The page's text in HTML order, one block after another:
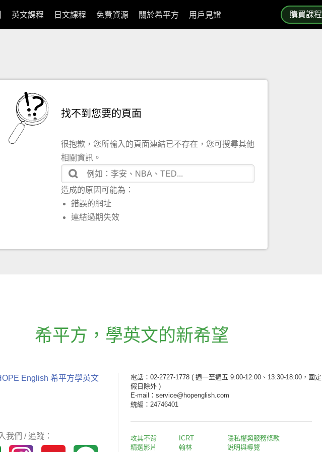
購買課程
英文課程 日文課程 免費資源 關於希平方 用戶見證
找不到您要的頁面
很抱歉，您所輸入的頁面連結已不存在，您可搜尋其他
相關資訊。
造成的原因可能為：
錯誤的網址
連結過期失效
希平方 ， 學英文的新希望
English 希平方學英文
我們 / 追蹤：
電話：02-2727-1778 ( 週一至週五 9:00-12:00、13:30-18:00，國定
假日除外 )
E-mail：service@hopenglish.com
統編：24746401
攻其不背
精選影片
ICRT
翰林
隱私權與服務條款
說明與導覽